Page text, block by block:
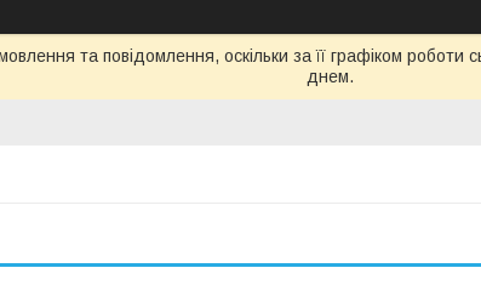
та повідомлення, оскільки за її графіком
днем.